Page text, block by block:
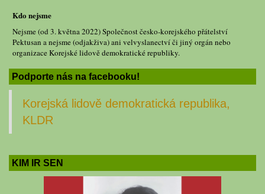
Kdo nejsme
Nejsme (od 3. května 2022) Společnost česko-korejského přátelství
Pektusan a nejsme (odjakživa) ani velvyslanectví či jiný orgán nebo
organizace Korejské lidově demokratické republiky.
Podporte nás na facebooku!
Korejská lidově demokratická republika,
KLDR
KIM IR SEN